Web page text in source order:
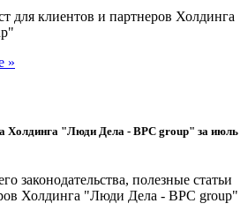
для клиентов и партнеров Холдинга
»
Холдинга "Люди Дела - BPC group" за июль
законодательства, полезные статьи
Холдинга "Люди Дела - BPC group"